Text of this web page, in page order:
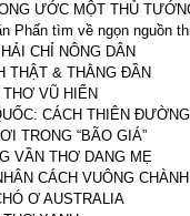
ƯỚC MỘT THỦ
Phấn tìm về ngọn nguồn
CHỈ NÔNG DÂN
THẬT & THẰNG ĐẦN
THƠ VŨ HIỂN
CÁCH THIÊN
TRONG “BÃO GIÁ”
VẦN THƠ DANG MẸ
CÁCH VUÔNG
Ơ AUSTRALIA